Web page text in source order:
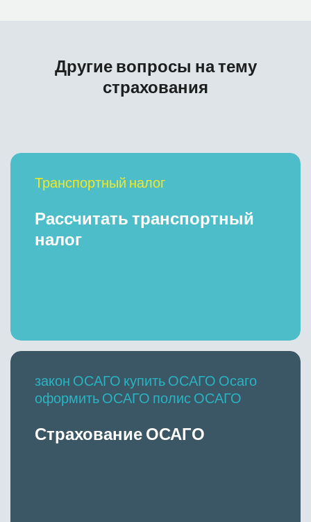
Другие вопросы на тему
страхования
Транспортный налог
Рассчитать транспортный
налог
закон ОСАГО купить ОСАГО Осаго
оформить ОСАГО полис ОСАГО
Страхование ОСАГО